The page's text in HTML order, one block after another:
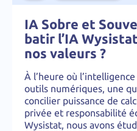
IA Sobre et
batir l’IA
nos valeurs ?
À l’heure où
outils numériques, une
concilier puissance de
privée et responsabilité
Wysistat, nous avons